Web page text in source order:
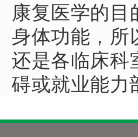
康复医学的目
身体功能，所
还是各临床科
碍或就业能力